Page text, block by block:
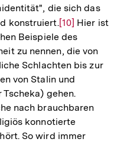
die sich das
konstruiert.Zur
Auflösung
der
Fußnote
[10] Hier ist
Beispiele des
zu nennen, die von
Schlachten bis zur
von Stalin und
gehen.
nach brauchbaren
konnotierte
So wird immer